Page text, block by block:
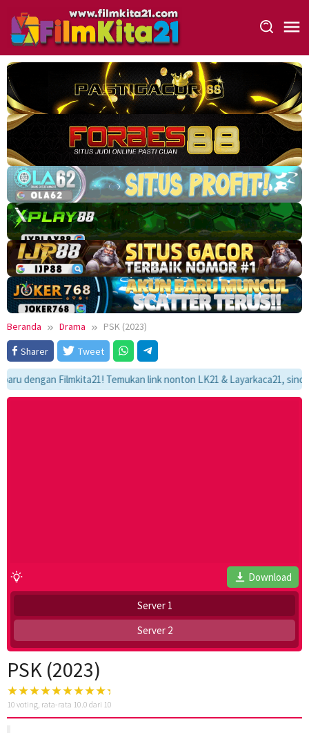
konten
Beranda Drama
PSK (2023)
Sharer
Tweet
Filmkita21! Temukan link nonton LK21 & Layarkaca21,
Download
Server 1
Server 2
PSK (2023)
10 voting, rata-rata 10.0 dari 10